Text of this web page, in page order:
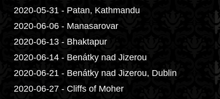
2020-05-31 - Patan, Kathmandu
2020-06-06 - Manasarovar
2020-06-13 - Bhaktapur
2020-06-14 - Benátky nad Jizerou
2020-06-21 - Benátky nad Jizerou, Dublin
2020-06-27 - Cliffs of Moher